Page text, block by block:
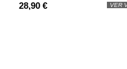
28,90 € VER